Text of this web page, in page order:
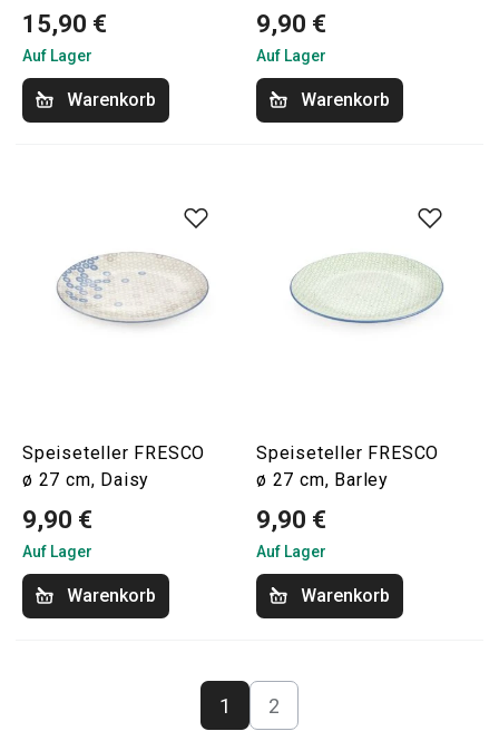
15,90 €
Auf Lager
Warenkorb
9,90 €
Auf Lager
Warenkorb
Speiseteller FRESCO
ø 27 cm, Daisy
9,90 €
Auf Lager
Warenkorb
Speiseteller FRESCO
ø 27 cm, Barley
9,90 €
Auf Lager
Warenkorb
1 2